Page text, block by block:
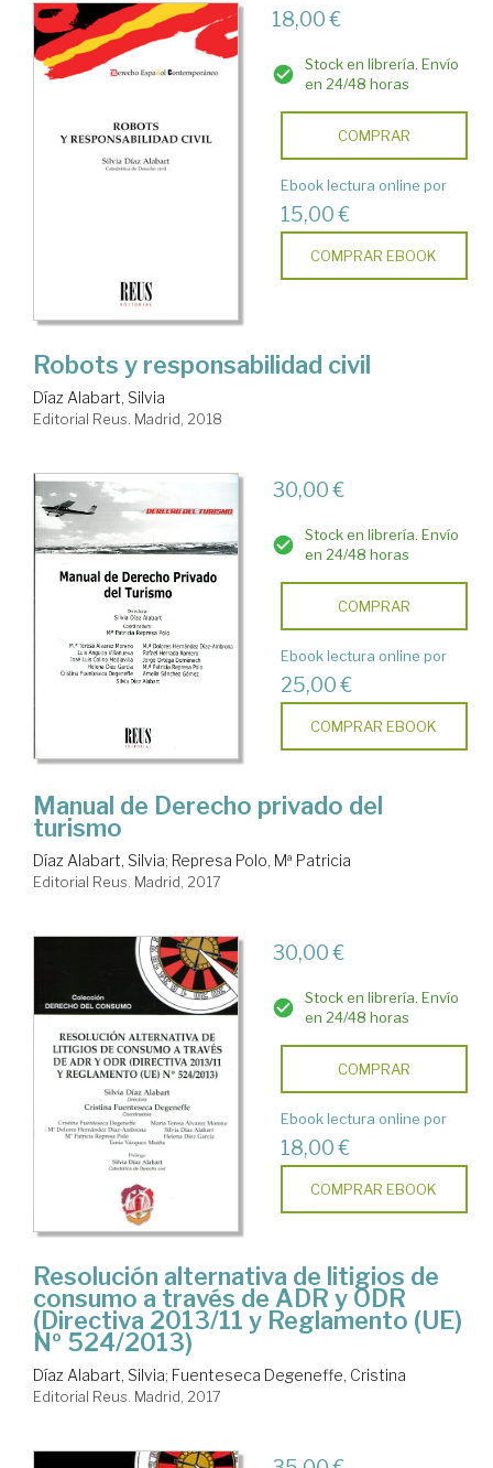
18,00 €
Stock en librería. Envío
en 24/48 horas
COMPRAR
Ebook lectura online por
15,00 €
COMPRAR EBOOK
Robots y responsabilidad civil
Díaz Alabart, Silvia
Editorial Reus. Madrid, 2018
30,00 €
Stock en librería. Envío
en 24/48 horas
COMPRAR
Ebook lectura online por
25,00 €
COMPRAR EBOOK
Manual de Derecho privado del
turismo
Díaz Alabart, Silvia; Represa Polo, Mª Patricia
Editorial Reus. Madrid, 2017
30,00 €
Stock en librería. Envío
en 24/48 horas
COMPRAR
Ebook lectura online por
18,00 €
COMPRAR EBOOK
Resolución alternativa de litigios de
consumo a través de ADR y ODR
(Directiva 2013/11 y Reglamento (UE)
Nº 524/2013)
Díaz Alabart, Silvia; Fuenteseca Degeneffe, Cristina
Editorial Reus. Madrid, 2017